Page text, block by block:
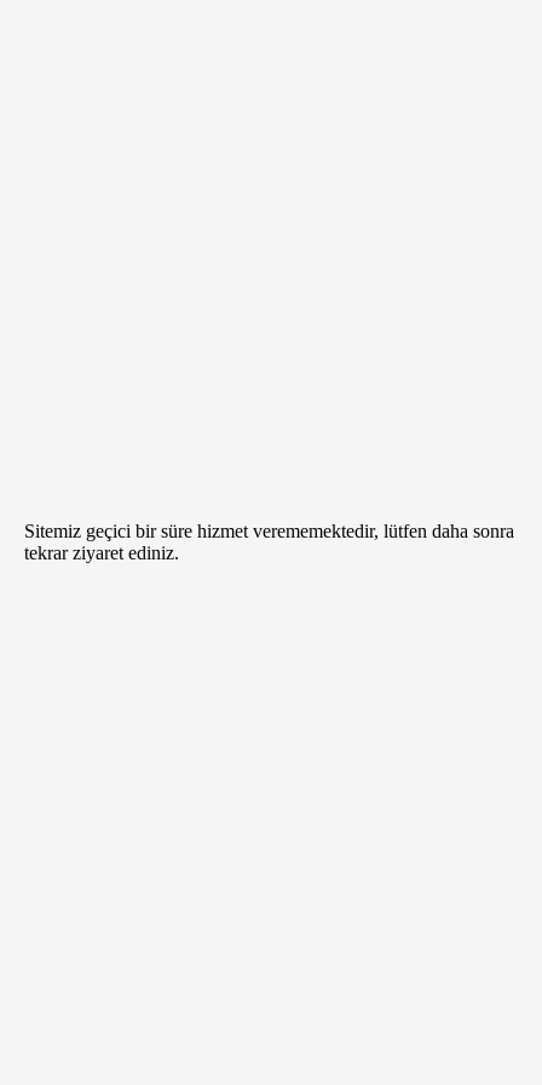
Sitemiz geçici bir süre hizmet verememektedir, lütfen daha sonra
tekrar ziyaret ediniz.